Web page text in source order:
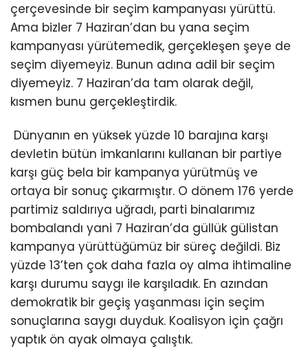
çerçevesinde bir seçim kampanyası yürüttü.
Ama bizler 7 Haziran’dan bu yana seçim
kampanyası yürütemedik, gerçekleşen şeye de
seçim diyemeyiz. Bunun adına adil bir seçim
diyemeyiz. 7 Haziran’da tam olarak değil,
kısmen bunu gerçekleştirdik.
Dünyanın en yüksek yüzde 10 barajına karşı
devletin bütün imkanlarını kullanan bir partiye
karşı güç bela bir kampanya yürütmüş ve
ortaya bir sonuç çıkarmıştır. O dönem 176 yerde
partimiz saldırıya uğradı, parti binalarımız
bombalandı yani 7 Haziran’da güllük gülistan
kampanya yürüttüğümüz bir süreç değildi. Biz
yüzde 13’ten çok daha fazla oy alma ihtimaline
karşı durumu saygı ile karşıladık. En azından
demokratik bir geçiş yaşanması için seçim
sonuçlarına saygı duyduk. Koalisyon için çağrı
yaptık ön ayak olmaya çalıştık.